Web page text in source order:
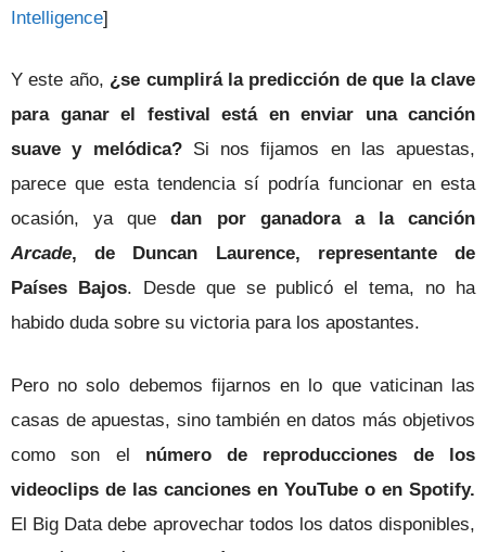
Intelligence]
Y este año, ¿se cumplirá la predicción de que la clave
para ganar el festival está en enviar una canción
suave y melódica?Si nos fijamos en las apuestas,
parece que esta tendencia sí podría funcionar en esta
ocasión, ya quedan por ganadora a la canción
Arcade, de Duncan Laurence, representante de
Países Bajos. Desde que se publicó el tema, no ha
habido duda sobre su victoria para los apostantes.
Pero no solo debemos fijarnos en lo que vaticinan las
casas de apuestas, sino también en datos más objetivos
como son el número de reproducciones de los
videoclips de las canciones en YouTube o en Spotify.
El Big Data debe aprovechar todos los datos disponibles,